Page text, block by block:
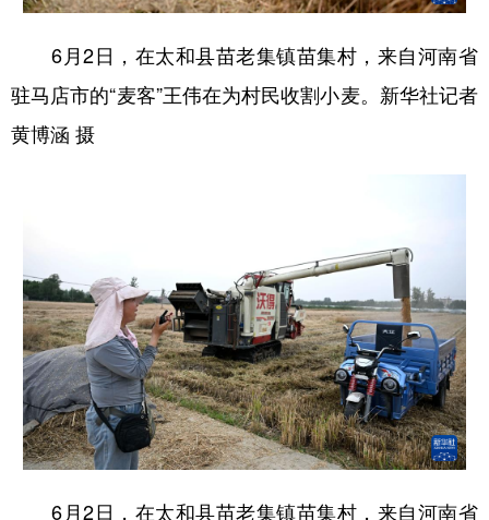
6月2日，在太和县苗老集镇苗集村，来自河南省
驻马店市的“麦客”王伟在为村民收割小麦。新华社记者
黄博涵 摄
6月2日，在太和县苗老集镇苗集村，来自河南省